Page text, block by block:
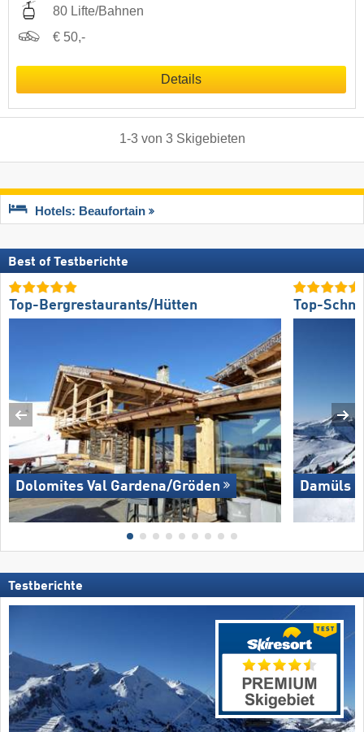
80 Lifte/Bahnen
€ 50,-
Details
1-3von 3 Skigebieten
Hotels: Beaufortain
Best of Testberichte
Top-Bergrestaurants/Hütten
Dolomites Val Gardena/​Gröden
Top-
Damüls
Testberichte